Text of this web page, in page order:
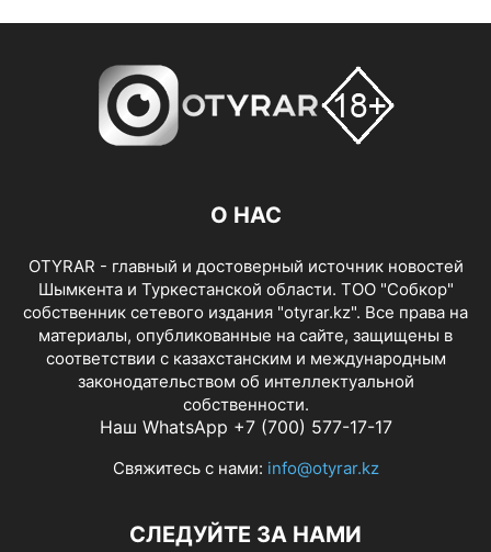
О НАС
OTYRAR - главный и достоверный источник новостей
Шымкента и Туркестанской области. ТОО "Собкор"
собственник сетевого издания "otyrar.kz". Все права на
материалы, опубликованные на сайте, защищены в
соответствии с казахстанским и международным
законодательством об интеллектуальной
собственности.
Наш WhatsApp +7 (700) 577-17-17
Свяжитесь с нами: info@otyrar.kz
СЛЕДУЙТЕ ЗА НАМИ